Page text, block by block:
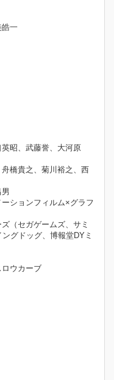
一
昭、武藤誉、大河原
橋貴之、菊川裕之、西
ションフィルム×グラフ
（セガゲームズ、サミ
グドッグ、博報堂DYミ
ウカーブ